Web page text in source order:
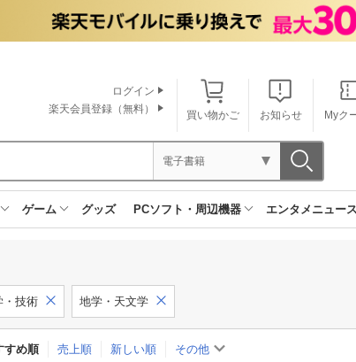
買い物かご お知らせ Myク
ログイン
楽天会員登録（無料）
電子書籍
ゲーム グッズ PCソフト・周辺機器 エンタメニュース
・技術 地学・天文学
すめ順 売上順 新しい順 その他